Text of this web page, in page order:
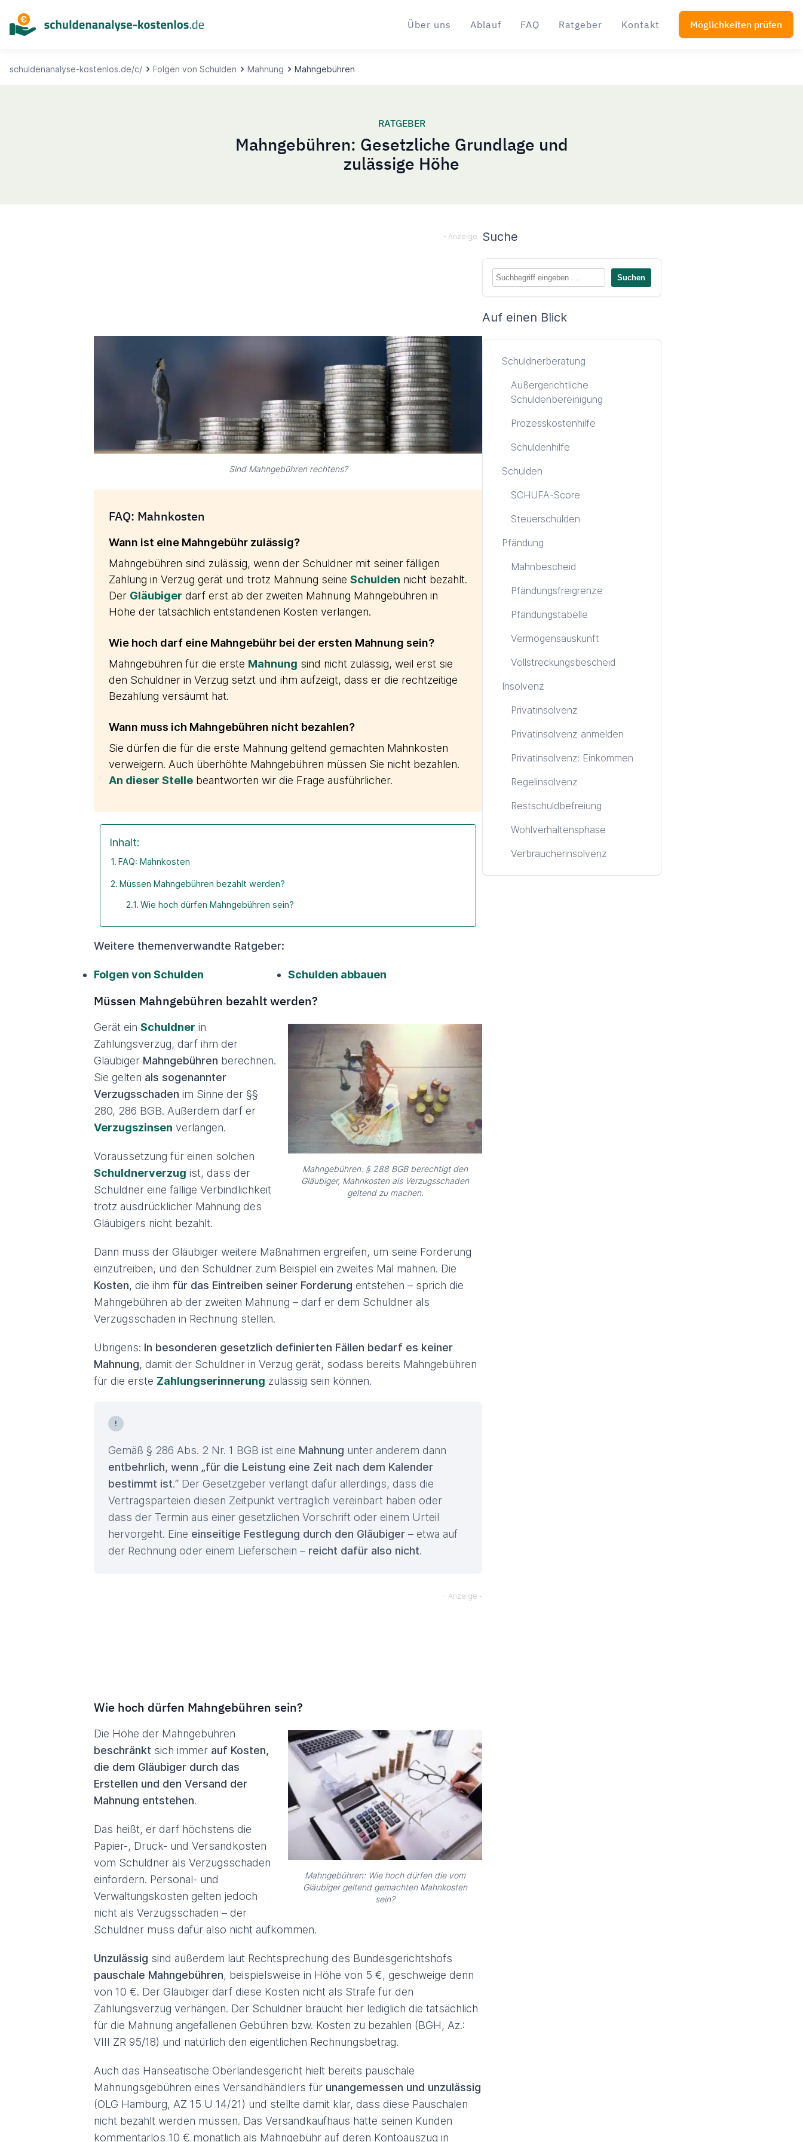
springen
Über uns Ablauf FAQ Ratgeber Kontakt Möglichkeiten prüfen
schuldenanalyse-kostenlos.de/c/ Folgen von Schulden Mahnung Mahngebühren
RATGEBER
Mahngebühren: Gesetzliche Grundlage und
zulässige Höhe
Sind Mahngebühren rechtens?
FAQ: Mahnkosten
Wann ist eine Mahngebühr zulässig?
Mahngebühren sind zulässig, wenn der Schuldner mit seiner fälligen
Zahlung in Verzug gerät und trotz Mahnung seine Schulden nicht bezahlt.
Der Gläubiger darf erst ab der zweiten Mahnung Mahngebühren in
Höhe der tatsächlich entstandenen Kosten verlangen.
Wie hoch darf eine Mahngebühr bei der ersten Mahnung sein?
Mahngebühren für die erste Mahnung sind nicht zulässig, weil erst sie
den Schuldner in Verzug setzt und ihm aufzeigt, dass er die rechtzeitige
Bezahlung versäumt hat.
Wann muss ich Mahngebühren nicht bezahlen?
Sie dürfen die für die erste Mahnung geltend gemachten Mahnkosten
verweigern. Auch überhöhte Mahngebühren müssen Sie nicht bezahlen.
An dieser Stelle beantworten wir die Frage ausführlicher.
Inhalt:
FAQ: Mahnkosten
Müssen Mahngebühren bezahlt werden?
Wie hoch dürfen Mahngebühren sein?
Weitere themenverwandte Ratgeber:
Folgen von Schulden Schulden abbauen
Müssen Mahngebühren bezahlt werden?
Mahngebühren: § 288 BGB berechtigt den
Gläubiger, Mahnkosten als Verzugsschaden
geltend zu machen.
Gerät ein Schuldner in
Zahlungsverzug, darf ihm der
Gläubiger Mahngebühren berechnen.
Sie gelten als sogenannter
Verzugsschaden im Sinne der §§
280, 286 BGB. Außerdem darf er
Verzugszinsen verlangen.
Voraussetzung für einen solchen
Schuldnerverzug ist, dass der
Schuldner eine fällige Verbindlichkeit
trotz ausdrücklicher Mahnung des
Gläubigers nicht bezahlt.
Dann muss der Gläubiger weitere Maßnahmen ergreifen, um seine Forderung
einzutreiben, und den Schuldner zum Beispiel ein zweites Mal mahnen. Die
Kosten, die ihm für das Eintreiben seiner Forderung entstehen – sprich die
Mahngebühren ab der zweiten Mahnung – darf er dem Schuldner als
Verzugsschaden in Rechnung stellen.
Übrigens: In besonderen gesetzlich definierten Fällen bedarf es keiner
Mahnung, damit der Schuldner in Verzug gerät, sodass bereits Mahngebühren
für die erste Zahlungserinnerung zulässig sein können.
Gemäß § 286 Abs. 2 Nr. 1 BGB ist eine Mahnung unter anderem dann
entbehrlich, wenn „für die Leistung eine Zeit nach dem Kalender
bestimmt ist.“ Der Gesetzgeber verlangt dafür allerdings, dass die
Vertragsparteien diesen Zeitpunkt vertraglich vereinbart haben oder
dass der Termin aus einer gesetzlichen Vorschrift oder einem Urteil
hervorgeht. Eine einseitige Festlegung durch den Gläubiger – etwa auf
der Rechnung oder einem Lieferschein – reicht dafür also nicht.
Wie hoch dürfen Mahngebühren sein?
Mahngebühren: Wie hoch dürfen die vom
Gläubiger geltend gemachten Mahnkosten
sein?
Die Höhe der Mahngebühren
beschränkt sich immer auf Kosten,
die dem Gläubiger durch das
Erstellen und den Versand der
Mahnung entstehen.
Das heißt, er darf höchstens die
Papier-, Druck- und Versandkosten
vom Schuldner als Verzugsschaden
einfordern. Personal- und
Verwaltungskosten gelten jedoch
nicht als Verzugsschaden – der
Schuldner muss dafür also nicht aufkommen.
Unzulässig sind außerdem laut Rechtsprechung des Bundesgerichtshofs
pauschale Mahngebühren, beispielsweise in Höhe von 5 €, geschweige denn
von 10 €. Der Gläubiger darf diese Kosten nicht als Strafe für den
Zahlungsverzug verhängen. Der Schuldner braucht hier lediglich die tatsächlich
für die Mahnung angefallenen Gebühren bzw. Kosten zu bezahlen (BGH, Az.:
VIII ZR 95/18) und natürlich den eigentlichen Rechnungsbetrag.
Auch das Hanseatische Oberlandesgericht hielt bereits pauschale
Mahnungsgebühren eines Versandhändlers für unangemessen und unzulässig
(OLG Hamburg, AZ 15 U 14/21) und stellte damit klar, dass diese Pauschalen
nicht bezahlt werden müssen. Das Versandkaufhaus hatte seinen Kunden
kommentarlos 10 € monatlich als Mahngebühr auf deren Kontoauszug in
Sidebar
Suche
Auf einen Blick
Schuldnerberatung
Außergerichtliche
Schuldenbereinigung
Prozesskostenhilfe
Schuldenhilfe
Schulden
SCHUFA-Score
Steuerschulden
Pfändung
Mahnbescheid
Pfändungsfreigrenze
Pfändungstabelle
Vermögensauskunft
Vollstreckungsbescheid
Insolvenz
Privatinsolvenz
Privatinsolvenz anmelden
Privatinsolvenz: Einkommen
Regelinsolvenz
Restschuldbefreiung
Wohlverhaltensphase
Verbraucherinsolvenz